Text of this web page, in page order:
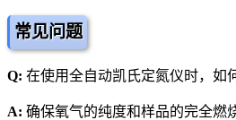
常见问题
Q: 在使用全自动凯氏定氮仪时，如
A: 确保氧气的纯度和样品的完全燃